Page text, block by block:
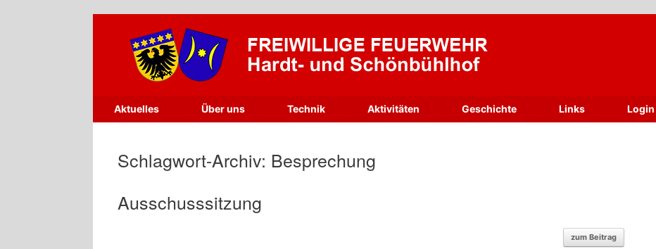
springen
Aktuelles Über uns Technik Aktivitäten Geschichte Links Login
Schlagwort-Archiv: Besprechung
Ausschusssitzung
zum Beitrag